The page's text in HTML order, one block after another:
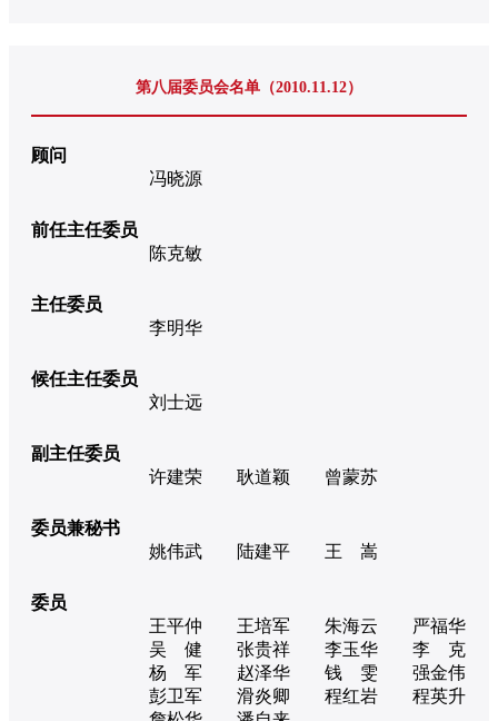
第八届委员会名单（2010.11.12）
顾问
冯晓源
前任主任委员
陈克敏
主任委员
李明华
候任主任委员
刘士远
副主任委员
许建荣
耿道颖 曾蒙苏
委员兼秘书
姚伟武
陆建平 王 嵩
委员
王平仲
王培军 朱海云
严福华
吴 健
张贵祥 李玉华
李 克
杨 军
赵泽华 钱 雯
强金伟
彭卫军
滑炎卿 程红岩
程英升